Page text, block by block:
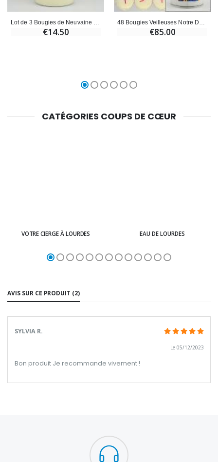
€14.50 €85.00
CATÉGORIES COUPS DE CŒUR
VOTRE CIERGE À LOURDES EAU DE LOURDES
AVIS SUR CE PRODUIT (2)
SYLVIA R.
Le 05/12/2023
Bon produit Je recommande vivement !